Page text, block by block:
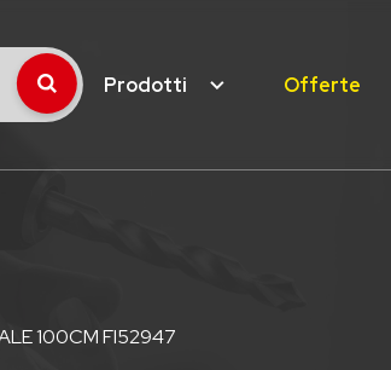
Prodotti Offerte
100CM FI52947